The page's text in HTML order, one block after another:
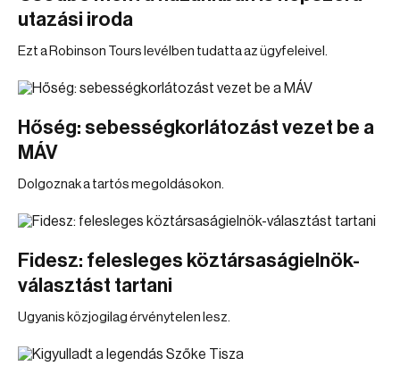
utazási iroda
Ezt a Robinson Tours levélben tudatta az ügyfeleivel.
Hőség: sebességkorlátozást vezet be a
MÁV
Dolgoznak a tartós megoldásokon.
Fidesz: felesleges köztársaságielnök-
választást tartani
Ugyanis közjogilag érvénytelen lesz.